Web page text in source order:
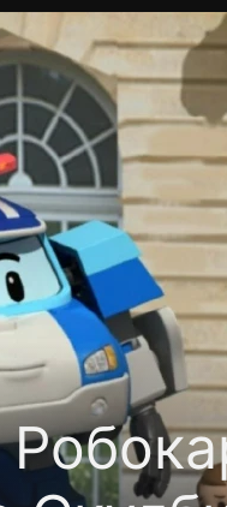
Политика
каналы